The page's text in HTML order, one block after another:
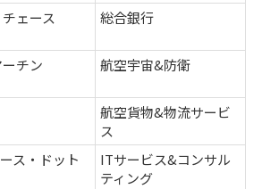
ェース 総合銀行
チン 航空宇宙&防衛
航空貨物&物流サービ
ス
ス・ドット
ITサービス&コンサル
ティング